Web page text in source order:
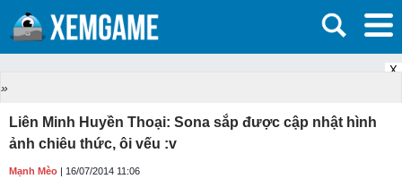
X
»
Liên Minh Huyền Thoại: Sona sắp được cập nhật hình
ảnh chiêu thức, ôi vếu :v
Mạnh Mèo | 16/07/2014 11:06